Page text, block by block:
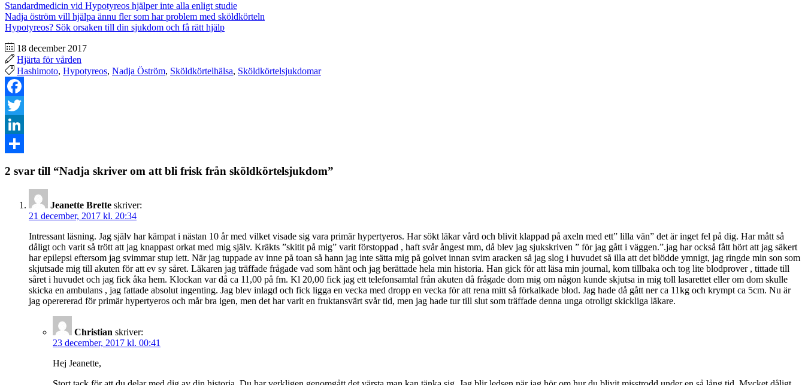
Standardmedicin vid Hypotyreos hjälper inte alla enligt studie
Nadja öström vill hjälpa ännu fler som har problem med sköldkörteln
Hypotyreos? Sök orsaken till din sjukdom och få rätt hjälp
18 december 2017
Hjärta för vården
Hashimoto, Hypotyreos, Nadja Öström, Sköldkörtelhälsa, Sköldkörtelsjukdomar
Facebook
Twitter
LinkedIn
2 svar till “Nadja skriver om att bli frisk från sköldkörtelsjukdom”
Jeanette Brette skriver:
21 december, 2017 kl. 20:34
Intressant läsning. Jag själv har kämpat i nästan 10 år med vilket visade sig vara primär hypertyeros. Har sökt läkar vård och blivit klappad på axeln med ett” lilla vän” det är inget fel på dig. Har mått så
dåligt och varit så trött att jag knappast orkat med mig själv. Kräkts ”skitit på mig” varit förstoppad , haft svår ångest mm, då blev jag sjukskriven ” för jag gått i väggen.”.jag har också fått hört att jag säkert
har epilepsi eftersom jag svimmar stup iett. När jag tuppade av inne på toan så hann jag inte sätta mig på golvet innan svim aracken så jag slog i huvudet så illa att det blödde ymnigt, jag ringde min son som
skjutsade mig till akuten för att ev sy såret. Läkaren jag träffade frågade vad som hänt och jag berättade hela min historia. Han gick för att läsa min journal, kom tillbaka och tog lite blodprover , tittade till
såret i huvudet och jag fick åka hem. Klockan var då ca 11,00 på fm. Kl 20,00 fick jag ett telefonsamtal från akuten då frågade dom mig om någon kunde skjutsa in mig toll lasarettet eller om dom skulle
skicka en ambulans , jag fattade absolut ingenting. Jag blev inlagd och fick ligga en vecka med dropp en vecka för att rena mitt så förkalkade blod. Jag hade då gått ner ca 11kg och krympt ca 5cm. Nu är
jag operererad för primär hypertyeros och mår bra igen, men det har varit en fruktansvärt svår tid, men jag hade tur till slut som träffade denna unga otroligt skickliga läkare.
Christian skriver:
23 december, 2017 kl. 00:41
Hej Jeanette,